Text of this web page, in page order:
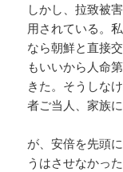
しかし、拉致被
用されている。
なら朝鮮と直接
もいいから人命
きた。そうしな
者ご当人、家族
が、安倍を先頭
うはさせなかっ